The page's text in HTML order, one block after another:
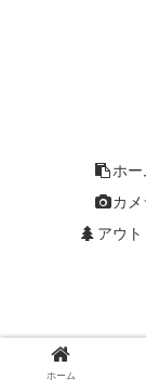
ホー
カメ
アウト
ホーム